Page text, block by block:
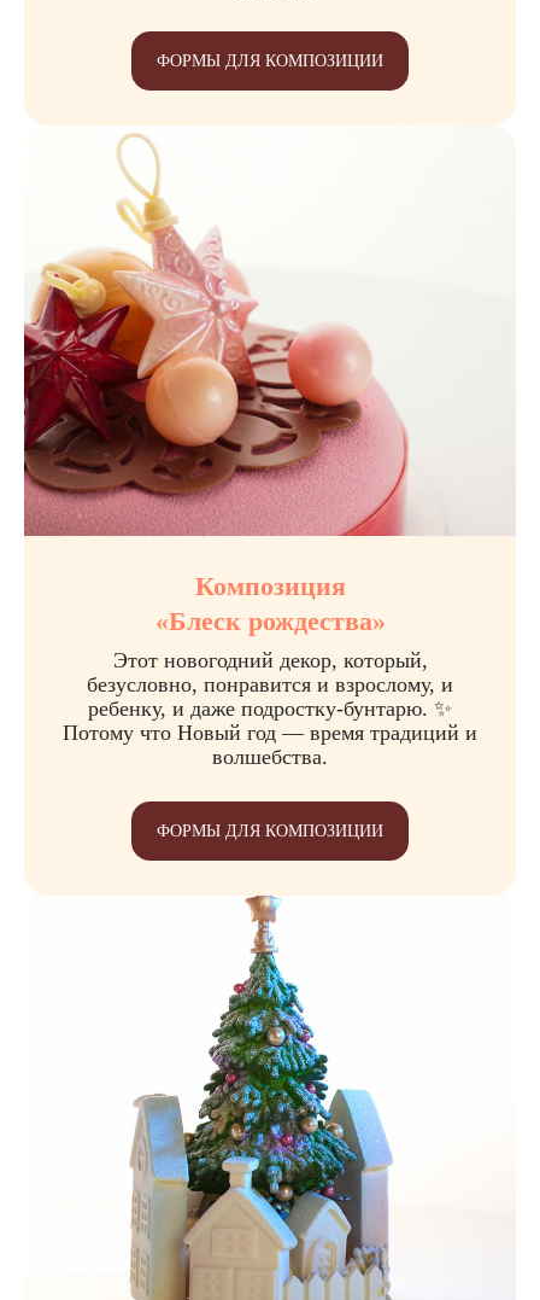
ФОРМЫ ДЛЯ КОМПОЗИЦИИ
Композиция
«Блеск рождества»
Этот новогодний декор, который,
безусловно, понравится и взрослому, и
ребенку, и даже подростку-бунтарю. ✨
Потому что Новый год — время традиций и
волшебства.
ФОРМЫ ДЛЯ КОМПОЗИЦИИ